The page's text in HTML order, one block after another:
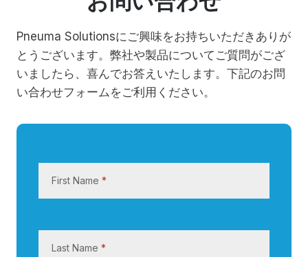
Pneuma Solutionsにご興味をお持ちいただきありが
とうございます。弊社や製品についてご質問がござ
いましたら、喜んでお答えいたします。下記のお問
い合わせフォームをご利用ください。
わ
First Name *
Last Name *